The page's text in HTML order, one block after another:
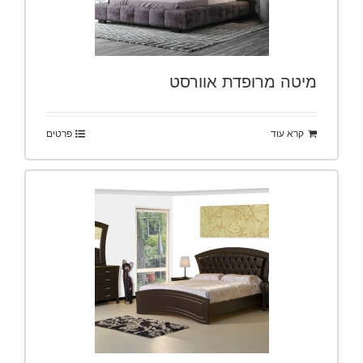
מיטה מרופדת אוורסט
קרא עוד פרטים